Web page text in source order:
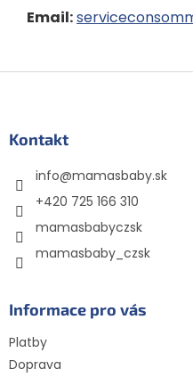
Email:
Kontakt
info@mamasbaby.sk
+420 725 166 310
mamasbabyczsk
mamasbaby_czsk
Informace pro vás
Platby
Doprava